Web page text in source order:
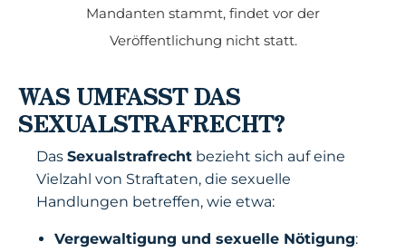
Mandanten stammt, findet vor der
Veröffentlichung nicht statt.
WAS UMFASST DAS
SEXUALSTRAFRECHT?
Das Sexualstrafrecht bezieht sich auf eine
Vielzahl von Straftaten, die sexuelle
Handlungen betreffen, wie etwa:
Vergewaltigung und sexuelle Nötigung: